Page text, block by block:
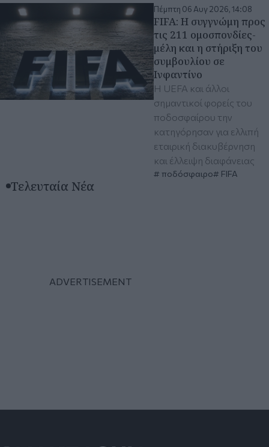
Πέμπτη 06 Αυγ 2026, 14:08
FIFA: Η συγγνώμη προς
τις 211 ομοσπονδίες-
μέλη και η στήριξη του
συμβουλίου σε
Ινφαντίνο
Η UEFA και άλλοι
σημαντικοί φορείς του
ποδοσφαίρου την
κατηγόρησαν για ελλιπή
εταιρική διακυβέρνηση
και έλλειψη διαφάνειας
ποδόσφαιρο FIFA
Τελευταία Νέα